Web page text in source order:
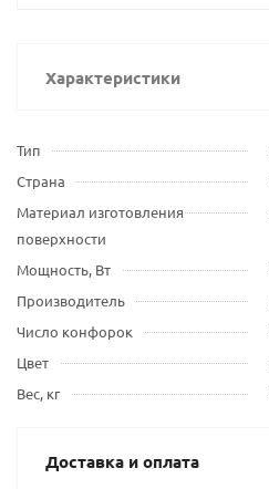
Характеристики
Тип
Страна
Материал изготовления
поверхности
Мощность, Вт
Производитель
Число конфорок
Цвет
Вес, кг
Доставка и оплата